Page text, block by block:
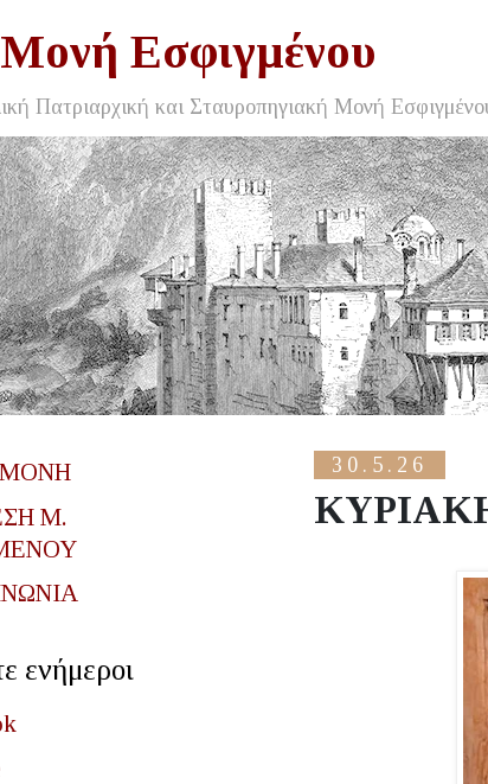
Μονή Εσφιγμένου
Πατριαρχική και Σταυροπηγιακή Μονή
30.5.26
ΜΟΝΗ
Μ.
ενήμεροι